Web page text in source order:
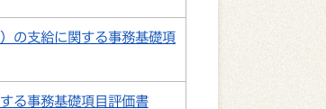
の支給に関する事務基礎項
る事務基礎項目評価書